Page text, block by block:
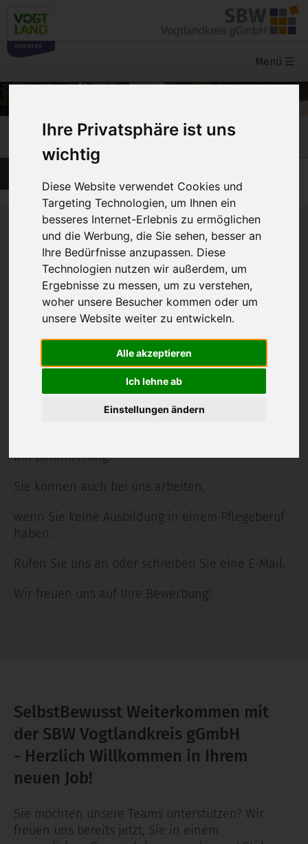
Ihre Privatsphäre ist uns
wichtig
Diese Website verwendet Cookies und
Targeting Technologien, um Ihnen ein
besseres Internet-Erlebnis zu ermöglichen
und die Werbung, die Sie sehen, besser an
Ihre Bedürfnisse anzupassen. Diese
Technologien nutzen wir außerdem, um
Ergebnisse zu messen, um zu verstehen,
woher unsere Besucher kommen oder um
unsere Website weiter zu entwickeln.
Alle akzeptieren
Ich lehne ab
Einstellungen ändern
Menü ☰
Karriere
Einfache Sprache
Hier finden Sie aktuelle Stellen-Angebote.
Sie können bei uns arbeiten als:
Altenpfleger:in
Krankenpfleger:in
Küchenmitarbeiter:in
Heilerziehungspfleger:in
mit Behinderung.
Sie können auch bei uns arbeiten,
wenn Sie keine Ausbildung in einem Pflegeberuf
haben.
Rufen Sie uns an oder schreiben Sie eine E-Mail.
Wir freuen uns auf Ihre Bewerbung!
SelbstBewusst Weiterkommen mit
der SBW Vogtlandkreis gGmbH
- Herzlich Willkommen in Ihrem
neuen Job!
Sie möchten unsere Teams unterstützen? Wir
freuen uns bereits jetzt, Sie in einem